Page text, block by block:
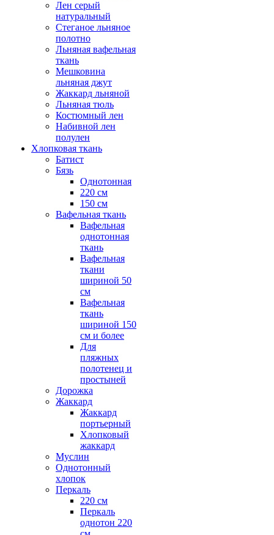
Лен серый
натуральный
Стеганое льняное
полотно
Льняная вафельная
ткань
Мешковина
льняная джут
Жаккард льняной
Льняная тюль
Костюмный лен
Набивной лен
полулен
Хлопковая ткань
Батист
Бязь
Однотонная
220 см
150 см
Вафельная ткань
Вафельная
однотонная
ткань
Вафельная
ткани
шириной 50
см
Вафельная
ткань
шириной 150
см и более
Для
пляжных
полотенец и
простыней
Дорожка
Жаккард
Жаккард
портьерный
Хлопковый
жаккард
Муслин
Однотонный
хлопок
Перкаль
220 см
Перкаль
однотон 220